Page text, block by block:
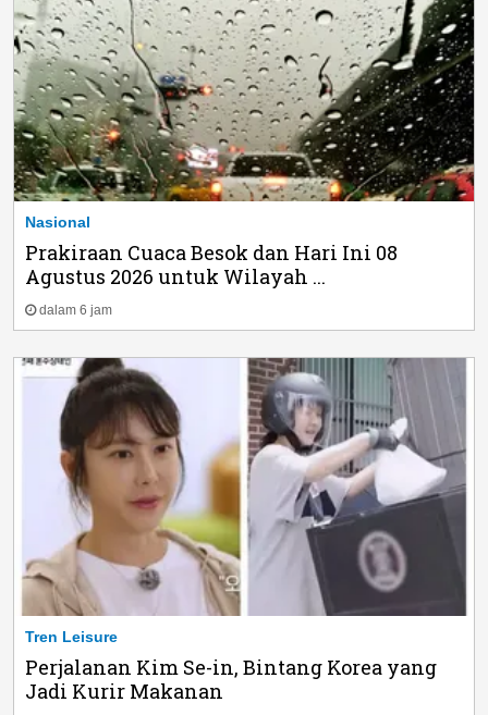
Nasional
Prakiraan Cuaca Besok dan Hari Ini 08
Agustus 2026 untuk Wilayah ...
dalam 6 jam
Tren Leisure
Perjalanan Kim Se-in, Bintang Korea yang
Jadi Kurir Makanan